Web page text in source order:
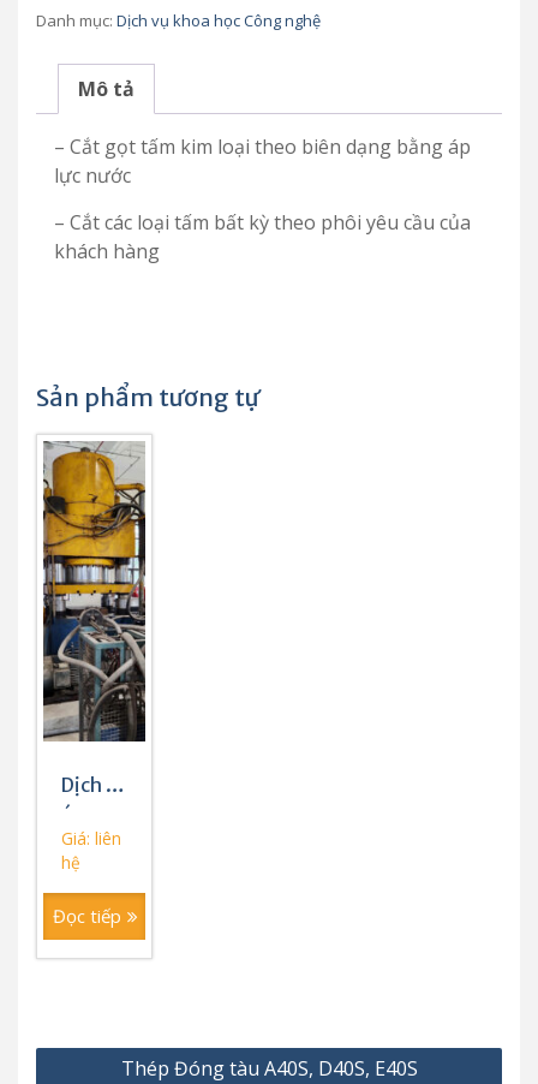
Danh mục: Dịch vụ khoa học Công nghệ
Mô tả
– Cắt gọt tấm kim loại theo biên dạng bằng áp
lực nước
– Cắt các loại tấm bất kỳ theo phôi yêu cầu của
khách hàng
Sản phẩm tương tự
Dịch vụ
ép
nhựa
hoặc
cho
thuê
máy ép
tấn
Giá: liên
hệ
Đọc tiếp
Điều
Thép Đóng tàu A40S, D40S, E40S